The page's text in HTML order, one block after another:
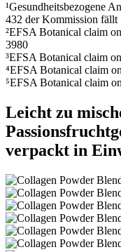
¹Gesundheitsbezogene
432 der Kommission fällt
²EFSA Botanical claim
3980
³EFSA Botanical claim
⁴EFSA Botanical claim
⁵EFSA Botanical claim
Leicht zu
verpackt in